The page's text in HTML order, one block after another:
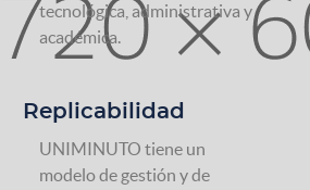
tecnológica, administrativa y
académica.
Replicabilidad
UNIMINUTO tiene un
modelo de gestión y de